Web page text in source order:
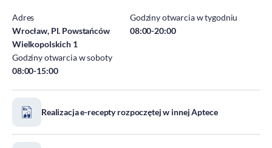
Praca w Centrali
Praca w DOZ Aptekach
Kim jesteśmy?
Społeczeństwo
Ład korporacyjny
Adres
Wrocław, Pl. Powstańców
Wielkopolskich 1
Godziny otwarcia w tygodniu
08:00-20:00
Godziny otwarcia w soboty
08:00-15:00
Realizacja e-recepty rozpoczętej w innej Aptece